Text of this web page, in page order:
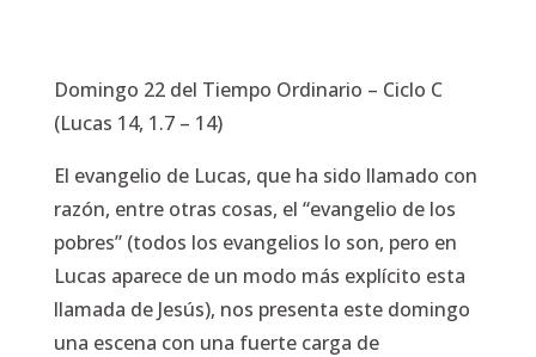
Domingo 22 del Tiempo Ordinario – Ciclo C
(Lucas 14, 1.7 – 14)
El evangelio de Lucas, que ha sido llamado con
razón, entre otras cosas, el “evangelio de los
pobres” (todos los evangelios lo son, pero en
Lucas aparece de un modo más explícito esta
llamada de Jesús), nos presenta este domingo
una escena con una fuerte carga de